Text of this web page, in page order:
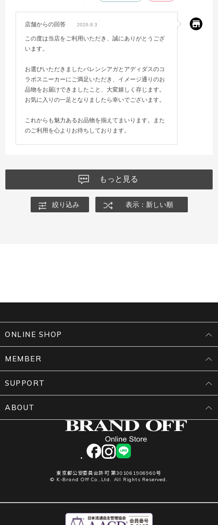
店舗からの回答 2026.8.3
この度は当店をご利用いただき、誠にありがとうござ
います。
お選びいただきましたバレンシアガとアディダスのコ
ラボスニーカーにご満足いただき、イメージ通りのお
品物をお届けできましたこと、大変嬉しく存じます。
お気に入りの一足となりましたら幸いでございます。
これからも魅力あるお品物を揃えてまいります。また
のご利用を心よりお待ちしております。
もっと見る
絞り込み 表示：新しい順
facebookinstagram
LINE
東京都公安委員会許可 第301061906960号
© K-Brand Off Co.,Ltd. All Rights Reserved.
ONLINE SHOP
MEMBER
SUPPORT
ABOUT